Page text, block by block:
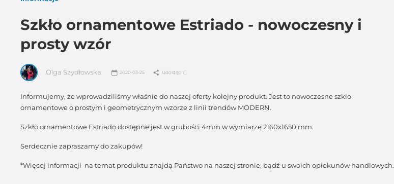
Szkło ornamentowe Estriado - nowoczesny i
prosty wzór
Olga Szydłowska 2020-03-25 Udostępnij
Informujemy, że wprowadziliśmy właśnie do naszej oferty kolejny produkt. Jest to nowoczesne szkło
ornamentowe o prostym i geometrycznym wzorze z linii trendów MODERN.
Szkło ornamentowe Estriado dostępne jest w grubości 4mm w wymiarze 2160x1650 mm.
Serdecznie zapraszamy do zakupów!
*Więcej informacji na temat produktu znajdą Państwo na naszej stronie, bądź u swoich opiekunów handlowych.